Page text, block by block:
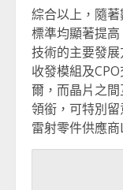
綜合以上，隨
標準均顯著提
技術的主要發
收發模組及
爾，而晶片之
領銜，可特別
雷射零件供應